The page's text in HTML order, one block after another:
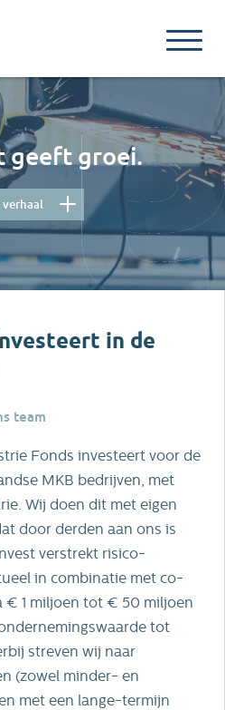
geeft groei.
verhaal
in de
team
Fonds investeert voor de
MKB bedrijven, met
Wij doen dit met eigen
door derden aan ons is
verstrekt risico-
in combinatie met co-
€ 1 miljoen tot € 50 miljoen
tot
streven wij naar
(zowel minder- en
met een lange-termijn